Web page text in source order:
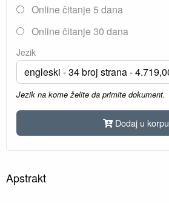
Online čitanje 5 dana
Online čitanje 30 dana
Jezik
Jezik na kome želite da primite dokument.
Dodaj u korpu
Apstrakt